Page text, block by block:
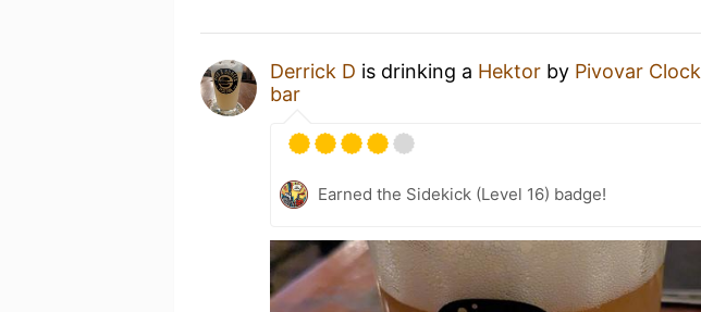
Derrick D is drinking a Hektor by Pivovar Clock
bar
Earned the Sidekick (Level 16) badge!